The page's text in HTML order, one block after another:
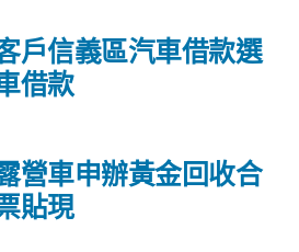
營車申辦黃金回收合
貼現
戶信義區汽車借款選
借款